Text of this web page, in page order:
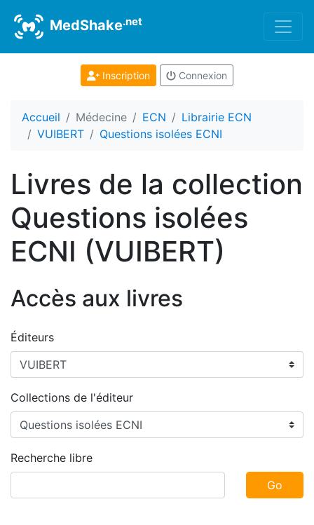
MedShake.net
Inscription Connexion
Accueil Médecine ECN
Librairie ECN
VUIBERT
Questions isolées ECNI
Livres de la collection
Questions isolées
ECNI (VUIBERT)
Accès aux livres
Éditeurs
Collections de l'éditeur
Recherche libre
Go